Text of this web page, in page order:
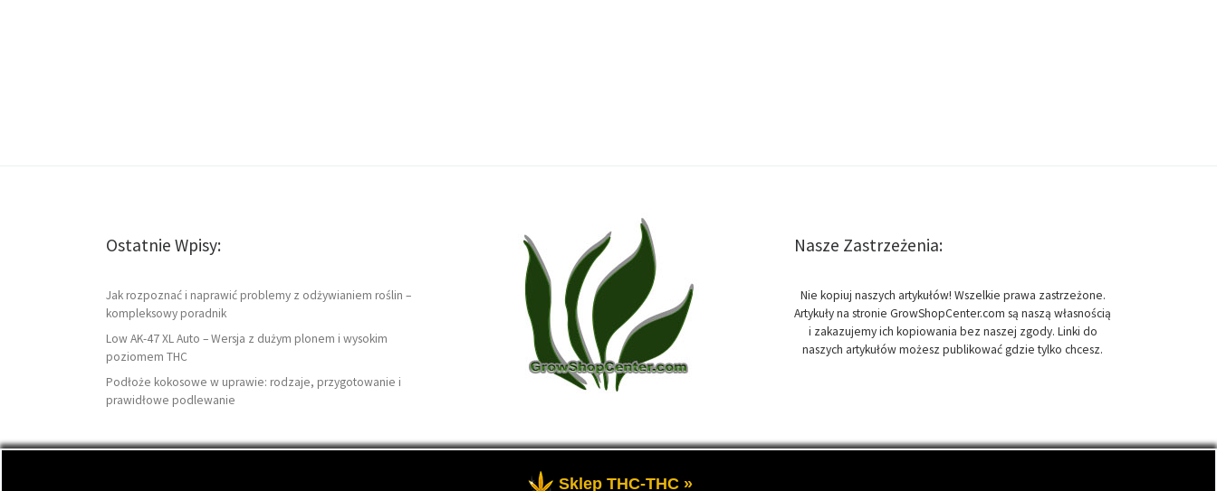
Ostatnie Wpisy:
Jak rozpoznać i naprawić problemy z odżywianiem roślin –
kompleksowy poradnik
Low AK-47 XL Auto – Wersja z dużym plonem i wysokim
poziomem THC
Podłoże kokosowe w uprawie: rodzaje, przygotowanie i
prawidłowe podlewanie
Nasze Zastrzeżenia:
Nie kopiuj naszych artykułów! Wszelkie prawa zastrzeżone.
Artykuły na stronie GrowShopCenter.com są naszą własnością
i zakazujemy ich kopiowania bez naszej zgody. Linki do
naszych artykułów możesz publikować gdzie tylko chcesz.
Sklep THC-THC »